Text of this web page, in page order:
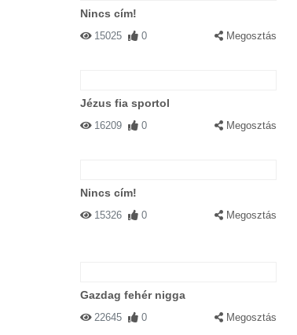
Nincs cím!
15025 0 Megosztás
Jézus fia sportol
16209 0 Megosztás
Nincs cím!
15326 0 Megosztás
Gazdag fehér nigga
22645 0 Megosztás